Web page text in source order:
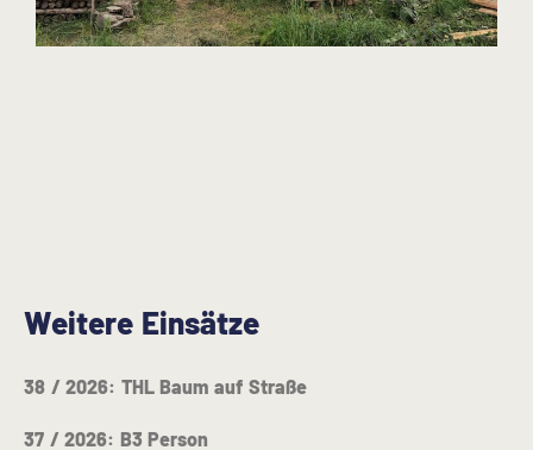
Weitere Einsätze
38 / 2026: THL Baum auf Straße
37 / 2026: B3 Person